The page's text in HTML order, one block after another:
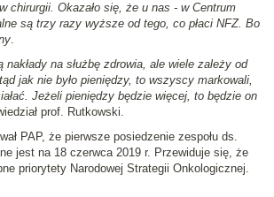
chirurgii. Okazało się, że u nas - w Centrum
są trzy razy wyższe od tego, co płaci NFZ. Bo
.
na służbę zdrowia, ale wiele zależy od
jak nie było pieniędzy, to wszyscy markowali,
Jeżeli pieniędzy będzie więcej, to będzie on
prof. Rutkowski.
PAP, że pierwsze posiedzenie zespołu ds.
jest na 18 czerwca 2019 r. Przewiduje się, że
priorytety Narodowej Strategii Onkologicznej.